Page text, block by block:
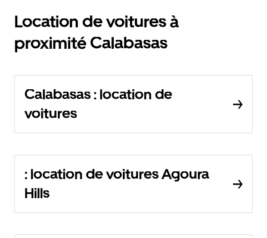
Location de voitures à
proximité Calabasas
Calabasas : location de
voitures
: location de voitures Agoura
Hills